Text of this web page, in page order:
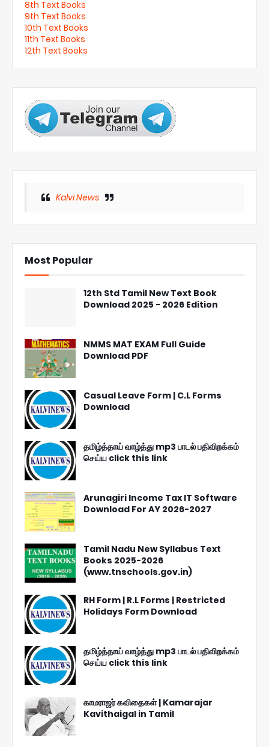
8th Text Books
9th Text Books
10th Text Books
11th Text Books
12th Text Books
Kalvi News
Most Popular
12th Std Tamil New Text Book
Download 2025 - 2026 Edition
NMMS MAT EXAM Full Guide
Download PDF
Casual Leave Form | C.L Forms
Download
தமிழ்த்தாய் வாழ்த்து mp3 பாடல் பதிவிறக்கம்
செய்ய click this link
Arunagiri Income Tax IT Software
Download For AY 2026-2027
Tamil Nadu New Syllabus Text
Books 2025-2026
(www.tnschools.gov.in)
RH Form | R.L Forms | Restricted
Holidays Form Download
தமிழ்த்தாய் வாழ்த்து mp3 பாடல் பதிவிறக்கம்
செய்ய click this link
காமராஜர் கவிதைகள் | Kamarajar
Kavithaigal in Tamil